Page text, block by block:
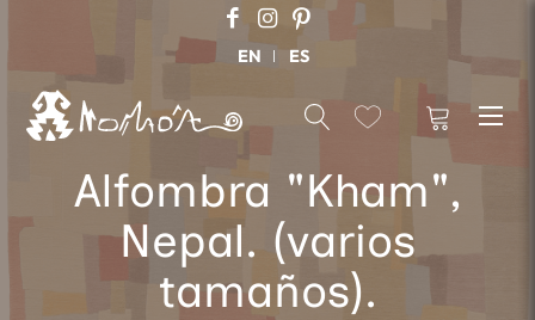
EN ES
Alfombra "Kham",
Nepal. (varios
tamaños).